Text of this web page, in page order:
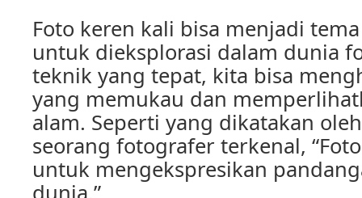
Foto keren kali bisa menjadi
untuk dieksplorasi dalam dunia
teknik yang tepat, kita bisa
yang memukau dan
alam. Seperti yang dikatakan
seorang fotografer terkenal,
untuk mengekspresikan
dunia.”